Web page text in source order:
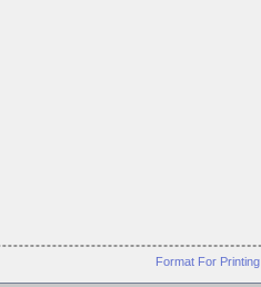
Format For Printing